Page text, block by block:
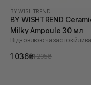
BY WISHTREND
BY WISHTREND
Milky Ampoule 30 мл
1 036₴1 295₴